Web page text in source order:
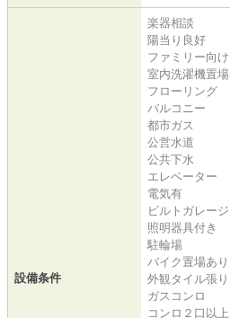
設備条件
楽器相談
陽当り良好
ファミリー向け
室内洗濯機置場
フローリング
バルコニー
都市ガス
公営水道
公共下水
エレベーター
電気有
ビルトガレージ
照明器具付き
駐輪場
バイク置場あり
外観タイル張り
ガスコンロ
コンロ２口以上